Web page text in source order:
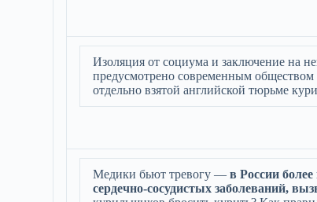
Изоляция от социума и заключение на
предусмотрено современным
отдельно взятой английской тюрьме
Медики бьют тревогу —в России
сердечно-сосудистых заболеваний,